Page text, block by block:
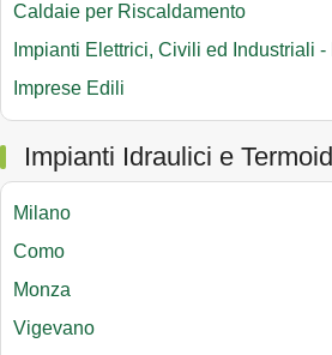
Caldaie per Riscaldamento
Impianti Elettrici, Civili ed Industriali
Imprese Edili
Impianti Idraulici e
Milano
Como
Monza
Vigevano